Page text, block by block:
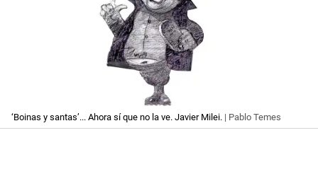
‘Boinas y santas’... Ahora sí que no la ve. Javier Milei. | Pablo Temes